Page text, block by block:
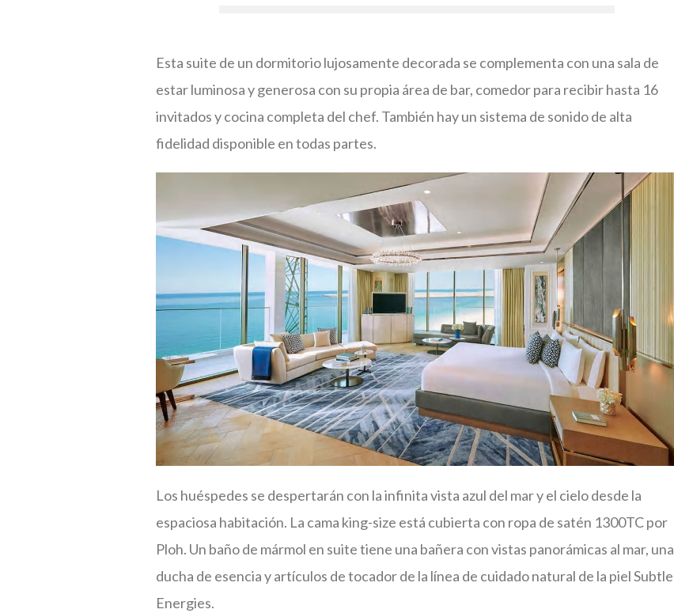
Esta suite de un dormitorio lujosamente decorada se complementa con una sala de
estar luminosa y generosa con su propia área de bar, comedor para recibir hasta 16
invitados y cocina completa del chef. También hay un sistema de sonido de alta
fidelidad disponible en todas partes.
Los huéspedes se despertarán con la infinita vista azul del mar y el cielo desde la
espaciosa habitación. La cama king-size está cubierta con ropa de satén 1300TC por
Ploh. Un baño de mármol en suite tiene una bañera con vistas panorámicas al mar, una
ducha de esencia y artículos de tocador de la línea de cuidado natural de la piel Subtle
Energies.